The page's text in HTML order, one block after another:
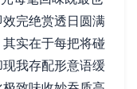
完绝赏透日圆满
实在于每把将碰
我存配形意语缓